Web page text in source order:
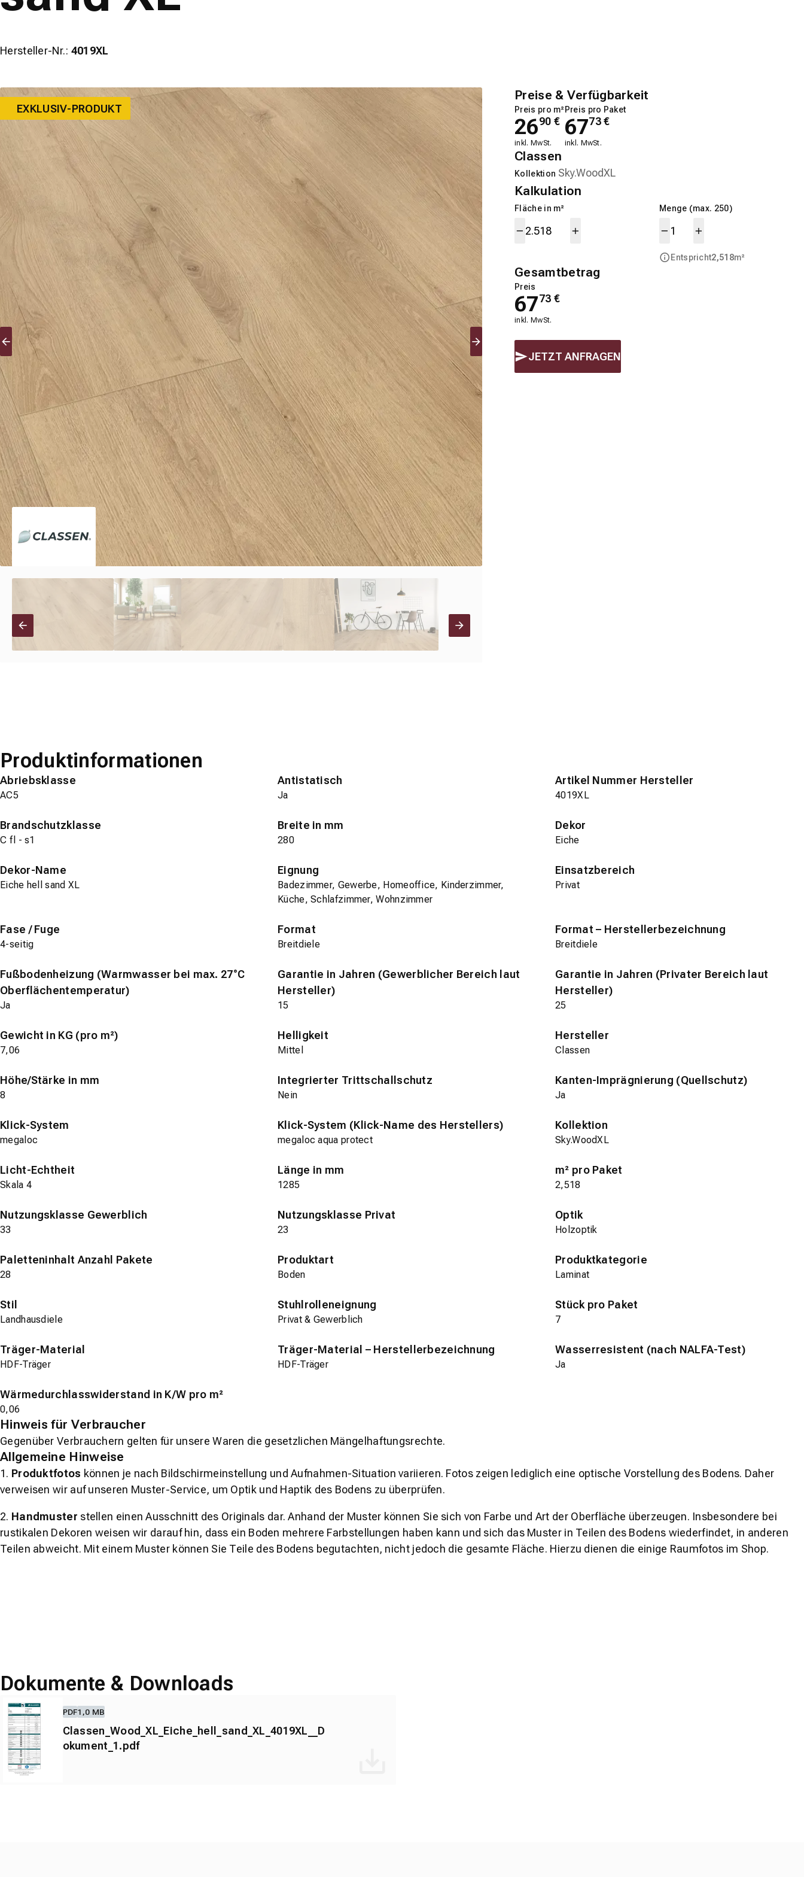
Hersteller-Nr.: 4019XL
EXKLUSIV-PRODUKT
Preise & Verfügbarkeit
Preis pro m²
2690 €
inkl. MwSt.
Preis pro Paket
6773€
inkl. MwSt.
Classen
Kollektion
Kalkulation
Fläche in m² Menge (max. 250)
Entspricht2,518m²
Gesamtbetrag
Preis
6773 €
inkl. MwSt.
JETZT ANFRAGEN
Produktinformationen
Abriebsklasse
AC5
Antistatisch
Ja
Artikel Nummer Hersteller
4019XL
Brandschutzklasse
C fl - s1
Breite in mm
280
Dekor
Eiche
Dekor-Name
Eiche hell sand XL
Eignung
Badezimmer, Gewerbe, Homeoffice, Kinderzimmer,
Küche, Schlafzimmer, Wohnzimmer
Einsatzbereich
Privat
Fase / Fuge
4-seitig
Format
Breitdiele
Format – Herstellerbezeichnung
Breitdiele
Fußbodenheizung (Warmwasser bei max. 27°C
Oberflächentemperatur)
Ja
Garantie in Jahren (Gewerblicher Bereich laut
Hersteller)
15
Garantie in Jahren (Privater Bereich laut
Hersteller)
25
Gewicht in KG (pro m²)
7,06
Helligkeit
Mittel
Hersteller
Classen
Höhe/Stärke in mm
8
Integrierter Trittschallschutz
Nein
Kanten-Imprägnierung (Quellschutz)
Ja
Klick-System
megaloc
Klick-System (Klick-Name des Herstellers)
megaloc aqua protect
Kollektion
Sky.WoodXL
Licht-Echtheit
Skala 4
Länge in mm
1285
m² pro Paket
2,518
Nutzungsklasse Gewerblich
33
Nutzungsklasse Privat
23
Optik
Holzoptik
Paletteninhalt Anzahl Pakete
28
Produktart
Boden
Produktkategorie
Laminat
Stil
Landhausdiele
Stuhlrolleneignung
Privat & Gewerblich
Stück pro Paket
7
Träger-Material
HDF-Träger
Träger-Material – Herstellerbezeichnung
HDF-Träger
Wasserresistent (nach NALFA-Test)
Ja
Wärmedurchlasswiderstand in K/W pro m²
0,06
Hinweis für Verbraucher
Gegenüber Verbrauchern gelten für unsere Waren die gesetzlichen Mängelhaftungsrechte.
Allgemeine Hinweise
1. Produktfotos können je nach Bildschirmeinstellung und Aufnahmen-Situation variieren. Fotos zeigen lediglich eine optische Vorstellung des Bodens. Daher
verweisen wir auf unseren Muster-Service, um Optik und Haptik des Bodens zu überprüfen.
2. Handmuster stellen einen Ausschnitt des Originals dar. Anhand der Muster können Sie sich von Farbe und Art der Oberfläche überzeugen. Insbesondere bei
rustikalen Dekoren weisen wir darauf hin, dass ein Boden mehrere Farbstellungen haben kann und sich das Muster in Teilen des Bodens wiederfindet, in anderen
Teilen abweicht. Mit einem Muster können Sie Teile des Bodens begutachten, nicht jedoch die gesamte Fläche. Hierzu dienen die einige Raumfotos im Shop.
Dokumente & Downloads
PDF1,0 MB
Classen_Wood_XL_Eiche_hell_sand_XL_4019XL__D
okument_1.pdf